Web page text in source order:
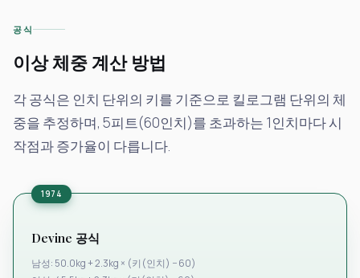
공식
이상 체중 계산 방법
각 공식은 인치 단위의 키를 기준으로 킬로그램 단위의 체
중을 추정하며, 5피트(60인치)를 초과하는 1인치마다 시
작점과 증가율이 다릅니다.
1974
Devine 공식
남성: 50.0kg + 2.3kg × (키(인치) − 60)